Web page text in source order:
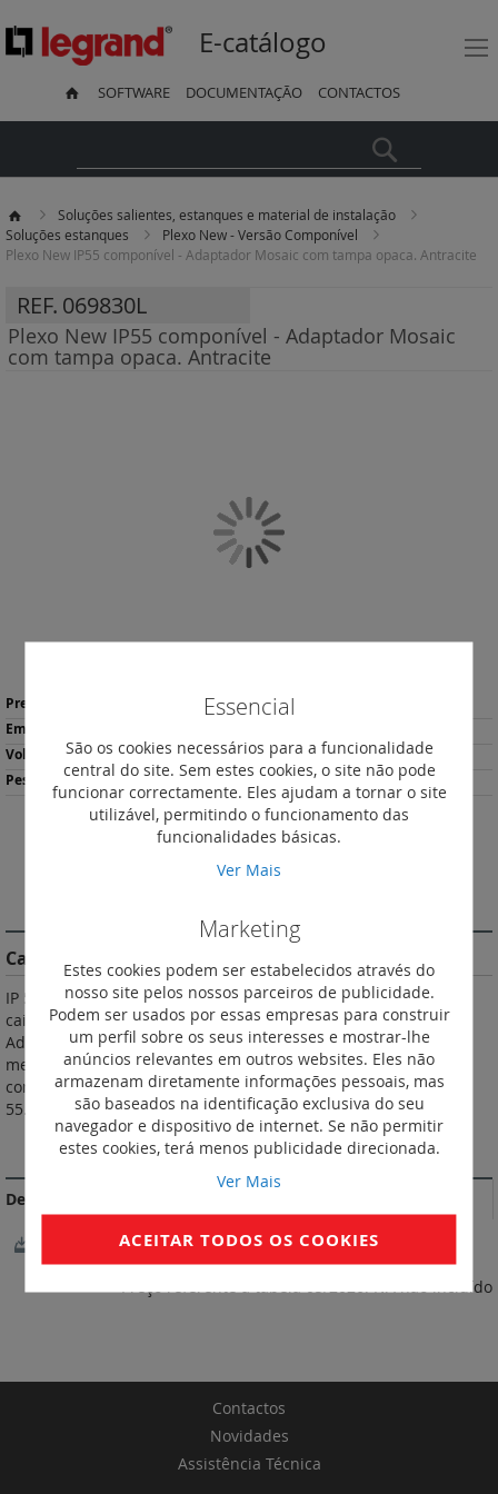
E-catálogo
SOFTWARE DOCUMENTAÇÃO CONTACTOS
Soluções salientes, estanques e material de instalação
Soluções estanques
Plexo New - Versão Componível
Plexo New IP55 componível - Adaptador Mosaic com tampa opaca. Antracite
REF. 069830L
Plexo New IP55 componível - Adaptador Mosaic
com tampa opaca. Antracite
Mais
informação
3.121
454
Imprimir
início
da
Galeria
de
imagens
Características do Produto
IP 55 - IK 08. Versão componível. Pode ser instalado com as
caixas salientes ou com os quadros de encastrar Plexo™.
Adaptador para 2 módulos Mosaic com tampa opaca. Recebe
mecanismos Mosaic™ até máx. 2 módulos (exceto mecanismos
com saliências especialmente relevantes) e confere-lhes um IP
55. Cor: Antracite.
DOCUMENTAÇÃO DE CONFORMIDADE
Declarações e certificados de conformidade
Declaração e Certificado
* Preço referente à tabela 05/2026. IVA não incluído
Contactos
Novidades
Assistência Técnica
Essencial
São os cookies necessários para a funcionalidade
central do site. Sem estes cookies, o site não pode
funcionar correctamente. Eles ajudam a tornar o site
utilizável, permitindo o funcionamento das
funcionalidades básicas.
Ver Mais
Marketing
Estes cookies podem ser estabelecidos através do
nosso site pelos nossos parceiros de publicidade.
Podem ser usados por essas empresas para construir
um perfil sobre os seus interesses e mostrar-lhe
anúncios relevantes em outros websites. Eles não
armazenam diretamente informações pessoais, mas
são baseados na identificação exclusiva do seu
navegador e dispositivo de internet. Se não permitir
estes cookies, terá menos publicidade direcionada.
Ver Mais
ACEITAR TODOS OS COOKIES